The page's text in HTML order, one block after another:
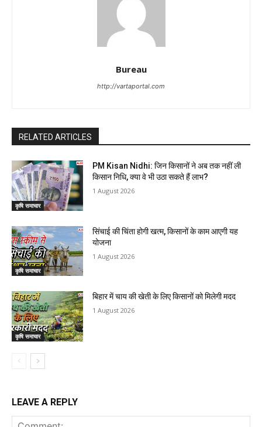
Bureau
http://vartaportal.com
RELATED ARTICLES
कृषि समाचार
PM Kisan Nidhi: जिन किसानों ने अब तक नहीं ली
किसान निधि, क्या वे भी उठा सकते हैं लाभ?
1 August 2026
कृषि समाचार
सिंचाई की चिंता होगी खत्म, किसानों के काम आएगी यह
योजना
1 August 2026
कृषि समाचार
बिहार में चाय की खेती के लिए किसानों को मिलेगी मदद
1 August 2026
LEAVE A REPLY